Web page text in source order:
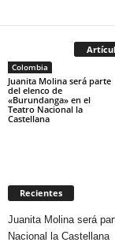
Colombia
Juanita Molina será parte
del elenco de
«Burundanga» en el
Teatro Nacional la
Castellana
Recientes
Juanita Molina será
Nacional la Castellana